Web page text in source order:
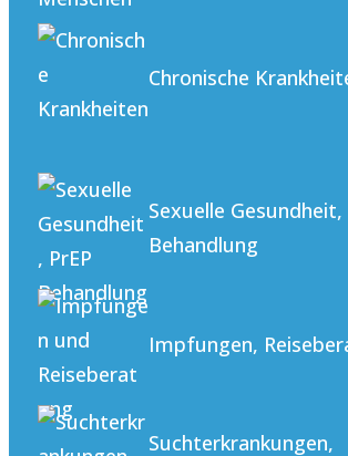
Chronische
Sexuelle Gesundheit,
Behandlung
Impfungen,
Suchterkrankungen,